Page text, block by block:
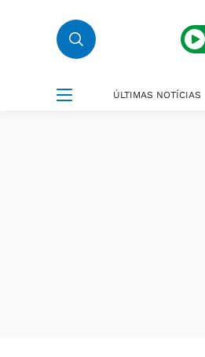
ÚLTIMAS NOTÍCIAS